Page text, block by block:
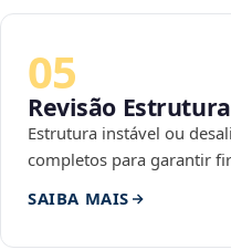
05
Revisão
Estrutura instável ou
completos para garantir
SAIBA MAIS